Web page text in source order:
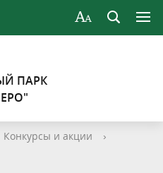
ПАРК
Конкурсы и акции
›